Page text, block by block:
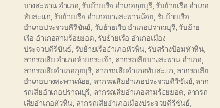
บางสะพาน อำเภอ รับย้ายเรือ อำเภอกุยบุรี, รับย้ายเรือ อำเภอ
ทับสะแก รับย้ายเรือ อำเภอบางสะพานน้อย รับย้ายเรือ
อำเภอประจวบคีรีขันธ์ รับย้ายเรือ อำเภอปราณบุรี, รับย้าย
เรือ อำเภอสามร้อยยอด รับย้ายเรือ อำเภอเมือง
ประจวบคีรีขันธ์ รับย้ายเรืออำเภอหัวหิน, รับสร้างป้อมหัวหิน,
ลากรถเสีย อำเภอห้วยกระเจ้า ลากรถเสียบางสะพาน อำเภอ
ลากรถเสียอำเภอกุยบุรี, ลากรถเสียอำเภอทับสะแก ลากรถเสีย
อำเภอบางสะพานน้อย ลากรถเสียอำเภอประจวบคีรีขันธ์, ลาก
รถเสียอำเภอปราณบุรี ลากรถเสียอำเภอสามร้อยยอด ลากรถ
เสียอำเภอหัวหิน ลากรถเสียอำเภอเมืองประจวบคีรีขันธ์,